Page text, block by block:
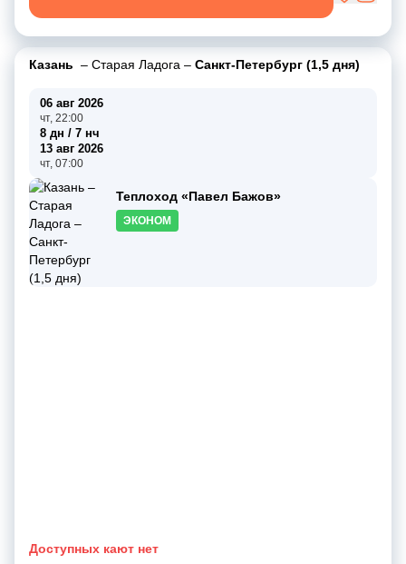
Казань – Старая Ладога – Санкт-Петербург (1,5 дня)
06 авг 2026
чт, 22:00
8 дн / 7 нч
13 авг 2026
чт, 07:00
Теплоход «Павел Бажов»
ЭКОНОМ
Доступных кают нет